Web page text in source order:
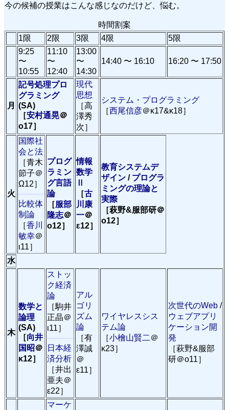
今の候補の授業はこんな感じなのだけど、悩む。
時間割案
1限
2限 3限 4限
5限
9:25
〜
10:55
11:10
〜
12:40
13:00
〜
14:30
14:40 〜 16:10 16:20 〜 17:50
月
記号処理プロ
グラミング
(SA)
［安村通晃＠
ο17］
現代
思想
［高
澤秀
次］
システム・プログラミング
［西尾信彦＠κ17&κ18］
火
国際社
会と法
［青木
節子＠
Ω12］
比較体
制論
［香川
敏幸＠
ι11］
プログ
ラミン
グ言語
論
［服部
隆志＠
ο12］
情報
数学
［古
川康
一＠
ε12］
教育システムデ
ザイン / プログラ
ミングの理論と
実際
［萩野&服部研＠
ο12］
水
木
数学と
論理
(SA)
［向井
国昭＠
κ12］
ストッ
ク経済
論
［駒井
正晶＠
ι11］
日本経
済分析
［井出
亜夫＠
ε22］
アル
ゴリ
ズム
論
［有
澤誠
＠
ε11］
ワイヤレスシス
テム論
［小檜山賢二 ＠
κ23］
次世代のWeb /
ウェブアプリ
ケーション開
発
［萩野&服部
研＠ο11］
マーケ